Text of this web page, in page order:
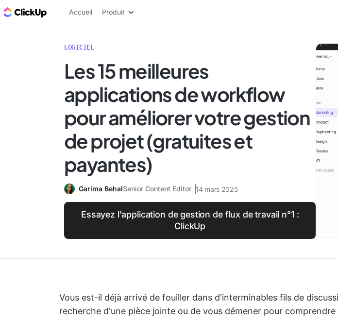
ClickUp Blog
Accueil Produit
LOGICIEL
Les 15 meilleures
applications de workflow
pour améliorer votre gestion
de projet (gratuites et
payantes)
Garima BehalSenior Content Editor 14 mars 2025
Essayez l'application de gestion de flux de travail n°1 :
ClickUp
Vous est-il déjà arrivé de fouiller dans d'interminables fils de
recherche d'une pièce jointe ou de vous démener pour